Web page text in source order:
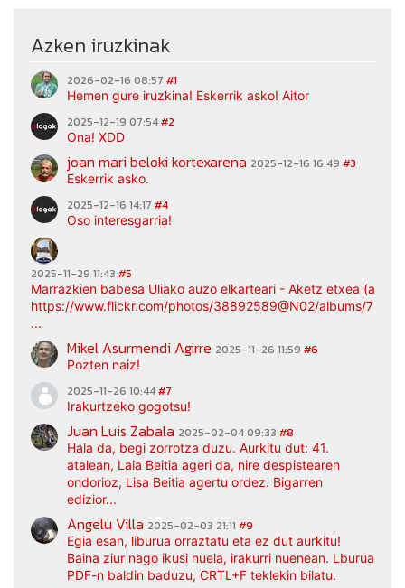
Azken iruzkinak
2026-02-16 08:57 #1
Hemen gure iruzkina! Eskerrik asko! Aitor
2025-12-19 07:54#2
Ona! XDD
joan mari beloki kortexarena 2025-12-16 16:49 #3
Eskerrik asko.
2025-12-16 14:17 #4
Oso interesgarria!
2025-11-29 11:43 #5
Marrazkien babesa Uliako auzo elkarteari - Aketz etxea
https://www.flickr.com/photos/38892589@N02/albums/
...
Mikel Asurmendi Agirre 2025-11-26 11:59 #6
Pozten naiz!
2025-11-26 10:44#7
Irakurtzeko gogotsu!
Juan Luis Zabala 2025-02-04 09:33 #8
Hala da, begi zorrotza duzu. Aurkitu dut: 41.
atalean, Laia Beitia ageri da, nire despistearen
ondorioz, Lisa Beitia agertu ordez. Bigarren
edizior...
Angelu Villa 2025-02-03 21:11 #9
Egia esan, liburua orraztatu eta ez dut aurkitu!
Baina ziur nago ikusi nuela, irakurri nuenean. Lburua
PDF-n baldin baduzu, CRTL+F teklekin bilatu.